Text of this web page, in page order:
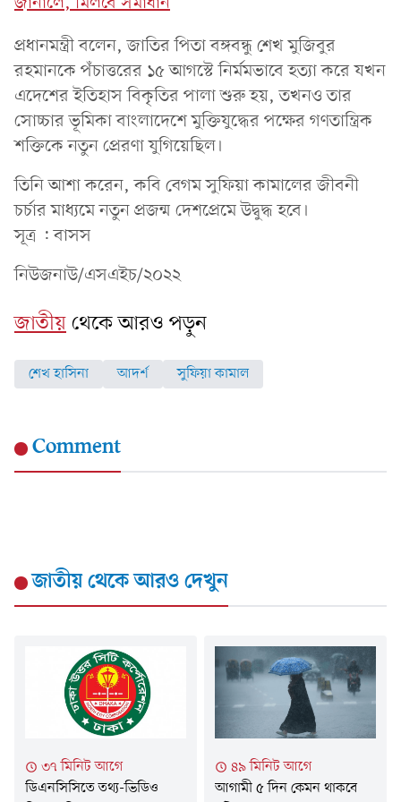
প্রধানমন্ত্রী বলেন, জাতির পিতা বঙ্গবন্ধু শেখ মুজিবুর
রহমানকে পঁচাত্তরের ১৫ আগস্টে নির্মমভাবে হত্যা করে যখন
এদেশের ইতিহাস বিকৃতির পালা শুরু হয়, তখনও তার
সোচ্চার ভূমিকা বাংলাদেশে মুক্তিযুদ্ধের পক্ষের গণতান্ত্রিক
শক্তিকে নতুন প্রেরণা যুগিয়েছিল।
তিনি আশা করেন, কবি বেগম সুফিয়া কামালের জীবনী
চর্চার মাধ্যমে নতুন প্রজন্ম দেশপ্রেমে উদ্বুদ্ধ হবে।
সূত্র : বাসস
নিউজনাউ/এসএইচ/২০২২
জাতীয়থেকে আরও পড়ুন
শেখ হাসিনা আদর্শ সুফিয়া কামাল
Comment
জাতীয়থেকে আরও দেখুন
৩৭ মিনিট আগে
ডিএনসিসিতে তথ্য-ভিডিও
৪৯ মিনিট আগে
আগামী ৫ দিন কেমন থাকবে